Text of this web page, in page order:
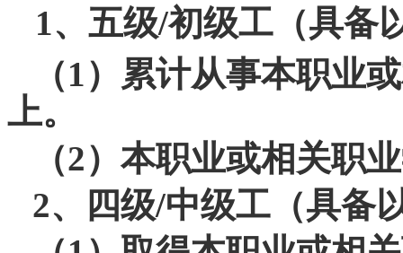
1、五级/初级工（具备
（1）累计从事本职业
上。
（2）本职业或相关职
2、四级/中级工（具备